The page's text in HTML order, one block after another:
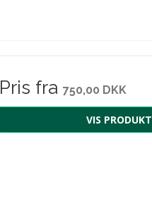
Pris fra 750,00 DKK
VIS PRODUKT